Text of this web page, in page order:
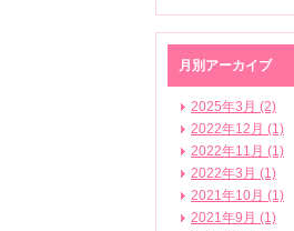
月別アーカイブ
2025年3月 (2)
2022年12月 (1)
2022年11月 (1)
2022年3月 (1)
2021年10月 (1)
2021年9月 (1)